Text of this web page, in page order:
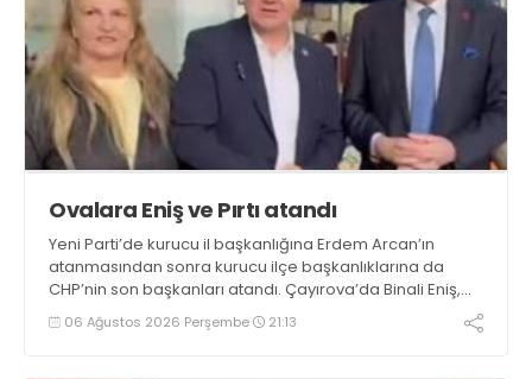
Ovalara Eniş ve Pırtı atandı
Yeni Parti’de kurucu il başkanlığına Erdem Arcan’ın
atanmasından sonra kurucu ilçe başkanlıklarına da
CHP’nin son başkanları atandı. Çayırova’da Binali Eniş,
Dilovası’nda Semiha Meral Pırtı örgütleri üç ay içinde
kongreye taşıyacak
06 Ağustos 2026 Perşembe 21:13